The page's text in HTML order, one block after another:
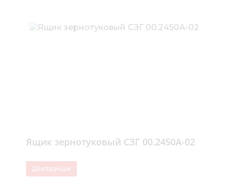
Ящик зернотуковый СЗГ 00.2450А-02
Докладніше